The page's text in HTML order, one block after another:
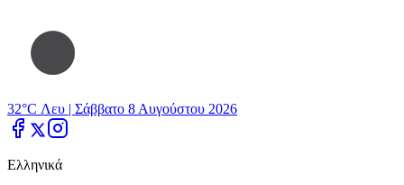
32°C Λευ | Σάββατο 8 Αυγούστου 2026
Ελληνικά